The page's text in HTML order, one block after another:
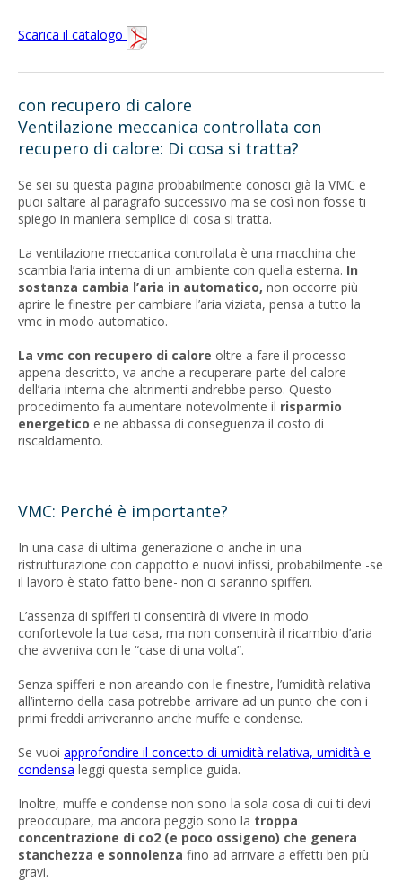
Scarica il catalogo
con recupero di calore
Ventilazione meccanica controllata con
recupero di calore: Di cosa si tratta?
Se sei su questa pagina probabilmente conosci già la VMC e
puoi saltare al paragrafo successivo ma se così non fosse ti
spiego in maniera semplice di cosa si tratta.
La ventilazione meccanica controllata è una macchina che
scambia l’aria interna di un ambiente con quella esterna. In
sostanza cambia l’aria in automatico, non occorre più
aprire le finestre per cambiare l’aria viziata, pensa a tutto la
vmc in modo automatico.
La vmc con recupero di calore oltre a fare il processo
appena descritto, va anche a recuperare parte del calore
dell’aria interna che altrimenti andrebbe perso. Questo
procedimento fa aumentare notevolmente il risparmio
energetico e ne abbassa di conseguenza il costo di
riscaldamento.
VMC: Perché è importante?
In una casa di ultima generazione o anche in una
ristrutturazione con cappotto e nuovi infissi, probabilmente -se
il lavoro è stato fatto bene- non ci saranno spifferi.
L’assenza di spifferi ti consentirà di vivere in modo
confortevole la tua casa, ma non consentirà il ricambio d’aria
che avveniva con le “case di una volta”.
Senza spifferi e non areando con le finestre, l’umidità relativa
all’interno della casa potrebbe arrivare ad un punto che con i
primi freddi arriveranno anche muffe e condense.
Se vuoi approfondire il concetto di umidità relativa, umidità e
condensa leggi questa semplice guida.
Inoltre, muffe e condense non sono la sola cosa di cui ti devi
preoccupare, ma ancora peggio sono la troppa
concentrazione di co2 (e poco ossigeno) che genera
stanchezza e sonnolenza fino ad arrivare a effetti ben più
gravi.